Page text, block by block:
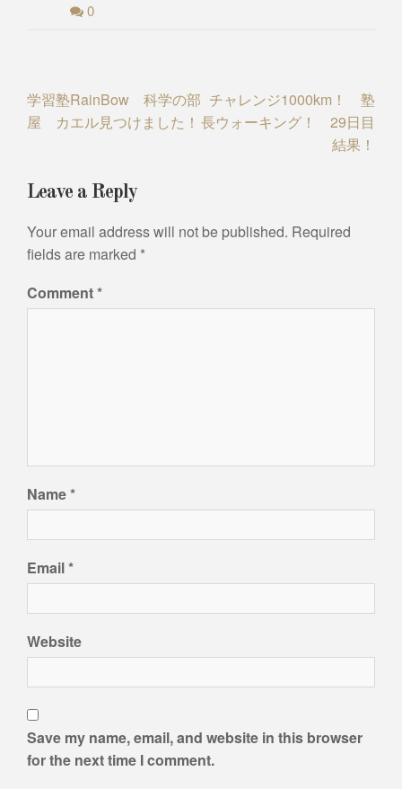
0
Post
navigation
学習塾RainBow 科学の部
屋 カエル見つけました！
チャレンジ1000km！ 塾
長ウォーキング！ 29日目
結果！
Leave a Reply
Your email address will not be published. Required
fields are marked *
Comment*
Name*
Email*
Website
Save my name, email, and website in this browser
for the next time I comment.